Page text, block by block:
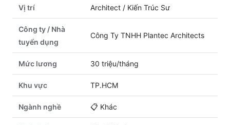
Vị trí Architect / Kiến Trúc Sư
Công ty / Nhà
tuyển dụng
Công Ty TNHH Plantec Architects
Mức lương 30 triệu/tháng
Khu vực TP.HCM
Ngành nghề 📋 Khác